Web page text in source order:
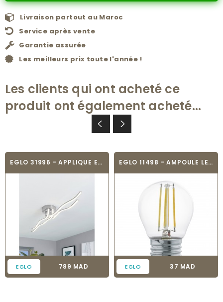
Livraison partout au Maroc
Service après vente
Garantie assurée
Les meilleurs prix toute l'année !
Les clients qui ont acheté ce
produit ont également acheté...
EGLO 31996 - APPLIQUE ET PLAFONNIER -...
EGLO Prix
789 MAD
EGLO 11498 - AMPOULE LED - LED_E27
EGLO Prix
37 MAD